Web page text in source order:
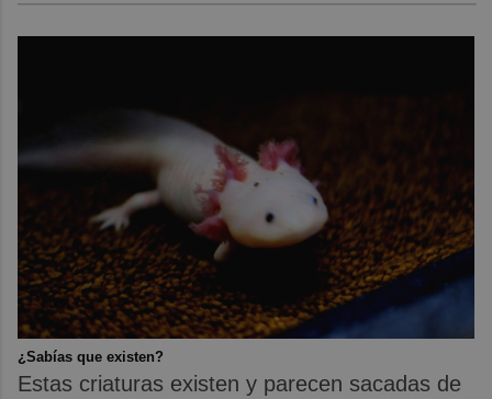
¿Sabías que existen?
Estas criaturas existen y parecen sacadas de